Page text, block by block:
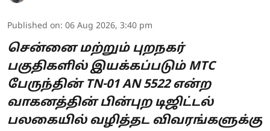
Published on: 06 Aug 2026, 3:40 pm
சென்னை மற்றும் புறநகர்
பகுதிகளில் இயக்கப்படும் MTC
பேருந்தின் TN-01 AN 5522 என்ற
வாகனத்தின் பின்புற டிஜிட்டல்
பலகையில் வழித்தட விவரங்களுக்கு